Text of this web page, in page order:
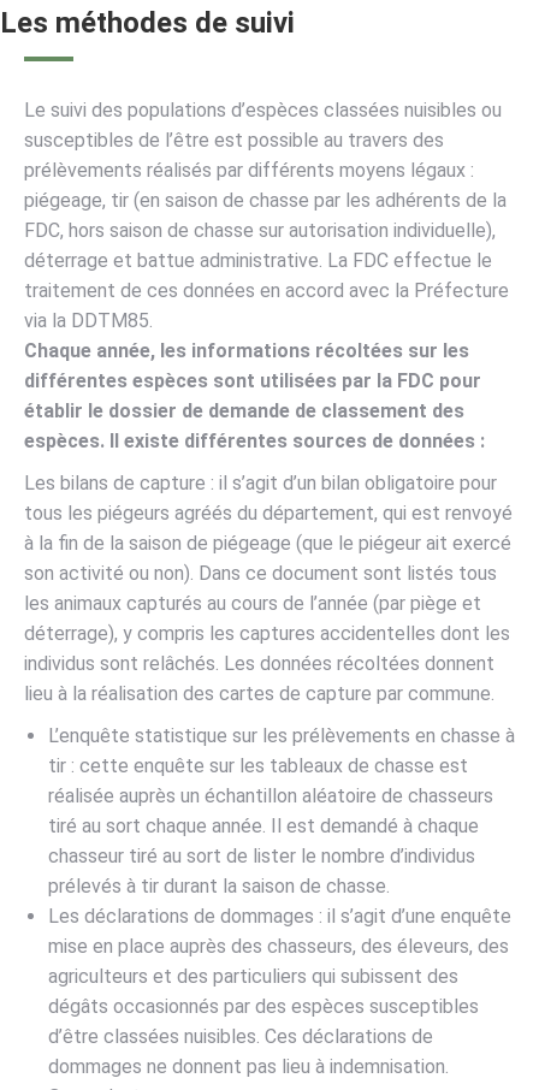
Les méthodes de suivi
Le suivi des populations d’espèces classées nuisibles ou
susceptibles de l’être est possible au travers des
prélèvements réalisés par différents moyens légaux :
piégeage, tir (en saison de chasse par les adhérents de la
FDC, hors saison de chasse sur autorisation individuelle),
déterrage et battue administrative. La FDC effectue le
traitement de ces données en accord avec la Préfecture
via la DDTM85.
Chaque année, les informations récoltées sur les
différentes espèces sont utilisées par la FDC pour
établir le dossier de demande de classement des
espèces. Il existe différentes sources de données :
Les bilans de capture : il s’agit d’un bilan obligatoire pour
tous les piégeurs agréés du département, qui est renvoyé
à la fin de la saison de piégeage (que le piégeur ait exercé
son activité ou non). Dans ce document sont listés tous
les animaux capturés au cours de l’année (par piège et
déterrage), y compris les captures accidentelles dont les
individus sont relâchés. Les données récoltées donnent
lieu à la réalisation des cartes de capture par commune.
L’enquête statistique sur les prélèvements en chasse à
tir : cette enquête sur les tableaux de chasse est
réalisée auprès un échantillon aléatoire de chasseurs
tiré au sort chaque année. Il est demandé à chaque
chasseur tiré au sort de lister le nombre d’individus
prélevés à tir durant la saison de chasse.
Les déclarations de dommages : il s’agit d’une enquête
mise en place auprès des chasseurs, des éleveurs, des
agriculteurs et des particuliers qui subissent des
dégâts occasionnés par des espèces susceptibles
d’être classées nuisibles. Ces déclarations de
dommages ne donnent pas lieu à indemnisation.